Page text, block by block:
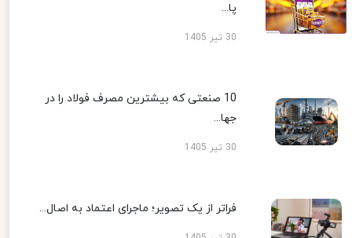
پا...
30 تیر 1405
10 صنعتی که بیشترین مصرف فولاد را در
جها...
30 تیر 1405
فراتر از یک تصویر؛ ماجرای اعتماد به اصال...